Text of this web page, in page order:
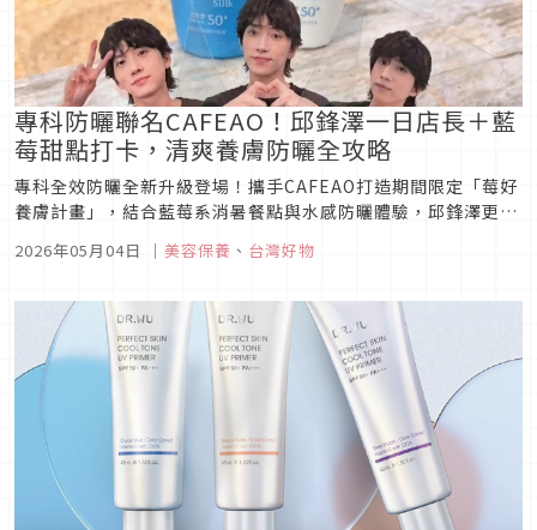
專科防曬聯名CAFEAO！邱鋒澤一日店長＋藍
莓甜點打卡，清爽養膚防曬全攻略
專科全效防曬全新升級登場！攜手CAFEAO打造期間限定「莓好
養膚計畫」，結合藍莓系消暑餐點與水感防曬體驗，邱鋒澤更將
薦，清爽不黏、養膚防禦一次搞定。
2026年05月04日 ｜ 美容保養 、 台灣好物